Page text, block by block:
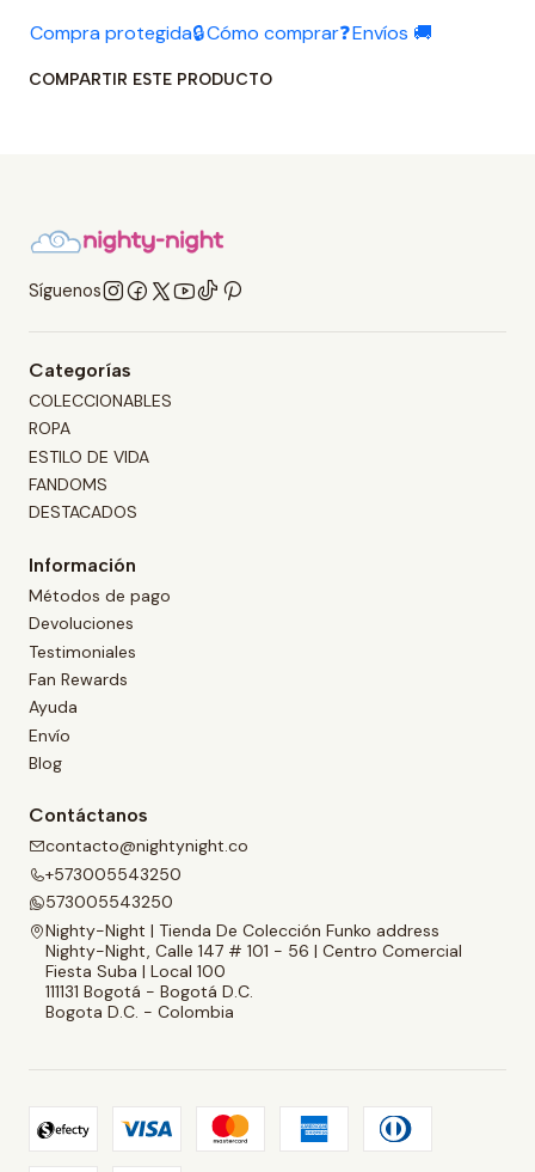
Compra protegida🔒Cómo comprar❓Envíos 🚚
COMPARTIR ESTE PRODUCTO
Síguenos
Categorías
COLECCIONABLES
ROPA
ESTILO DE VIDA
FANDOMS
DESTACADOS
Información
Métodos de pago
Devoluciones
Testimoniales
Fan Rewards
Ayuda
Envío
Blog
Contáctanos
contacto@nightynight.co
+573005543250
573005543250
Nighty-Night | Tienda De Colección Funko address
Nighty-Night, Calle 147 # 101 - 56 | Centro Comercial
Fiesta Suba | Local 100
111131 Bogotá - Bogotá D.C.
Bogota D.C. - Colombia